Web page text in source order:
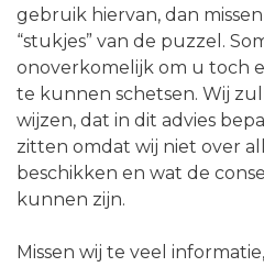
gebruik hiervan, dan
“stukjes” van de puzzel.
onoverkomelijk om u toch
te kunnen schetsen. Wij
wijzen, dat in dit advies
zitten omdat wij niet over
beschikken en wat de
kunnen zijn.
Missen wij te veel